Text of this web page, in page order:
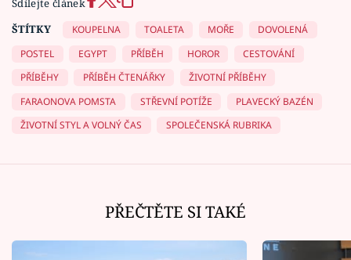
Sdílejte článek
ŠTÍTKY
KOUPELNA TOALETA MOŘE
DOVOLENÁ
POSTEL
EGYPT PŘÍBĚH HOROR
CESTOVÁNÍ
PŘÍBĚHY
PŘÍBĚH ČTENÁŘKY
ŽIVOTNÍ PŘÍBĚHY
FARAONOVA POMSTA
STŘEVNÍ POTÍŽE
PLAVECKÝ BAZÉN
ŽIVOTNÍ STYL A VOLNÝ ČAS
SPOLEČENSKÁ RUBRIKA
PŘEČTĚTE SI TAKÉ